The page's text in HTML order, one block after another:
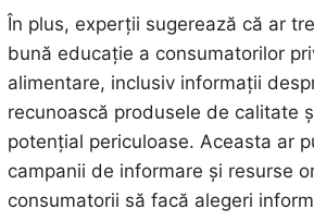
În plus, experții sugerează că ar
bună educație a consumatorilor
alimentare, inclusiv informații
recunoască produsele de calitate
potențial periculoase. Aceasta ar
campanii de informare și resurse
consumatorii să facă alegeri